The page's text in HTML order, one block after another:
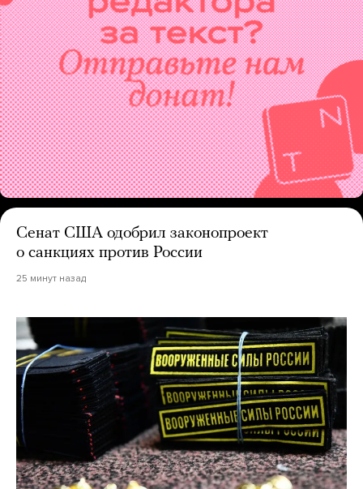
Сенат США одобрил законопроект
о санкциях против России
25 минут назад